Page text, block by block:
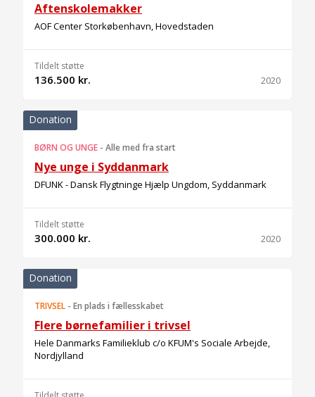
Aftenskolemakker
AOF Center Storkøbenhavn, Hovedstaden
Tildelt støtte
136.500 kr. 2020
Donation
BØRN OG UNGE - Alle med fra start
Nye unge i Syddanmark
DFUNK - Dansk Flygtninge Hjælp Ungdom, Syddanmark
Tildelt støtte
300.000 kr. 2020
Donation
TRIVSEL - En plads i fællesskabet
Flere børnefamilier i trivsel
Hele Danmarks Familieklub c/o KFUM's Sociale Arbejde,
Nordjylland